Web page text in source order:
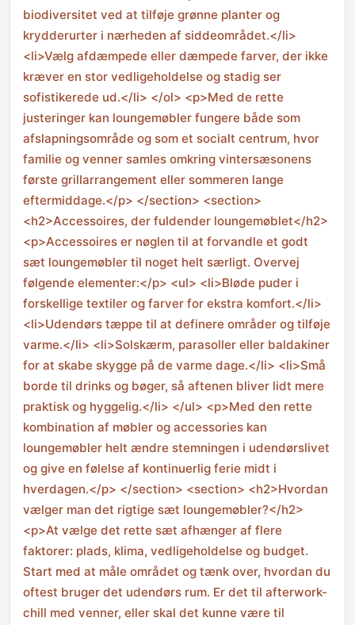
biodiversitet ved at tilføje grønne planter og
krydderurter i nærheden af siddeområdet.</li>
<li>Vælg afdæmpede eller dæmpede farver, der ikke
kræver en stor vedligeholdelse og stadig ser
sofistikerede ud.</li> </ol> <p>Med de rette
justeringer kan loungemøbler fungere både som
afslapningsområde og som et socialt centrum, hvor
familie og venner samles omkring vintersæsonens
første grillarrangement eller sommeren lange
eftermiddage.</p> </section> <section>
<h2>Accessoires, der fuldender loungemøblet</h2>
<p>Accessoires er nøglen til at forvandle et godt
sæt loungemøbler til noget helt særligt. Overvej
følgende elementer:</p> <ul> <li>Bløde puder i
forskellige textiler og farver for ekstra komfort.</li>
<li>Udendørs tæppe til at definere områder og tilføje
varme.</li> <li>Solskærm, parasoller eller baldakiner
for at skabe skygge på de varme dage.</li> <li>Små
borde til drinks og bøger, så aftenen bliver lidt mere
praktisk og hyggelig.</li> </ul> <p>Med den rette
kombination af møbler og accessories kan
loungemøbler helt ændre stemningen i udendørslivet
og give en følelse af kontinuerlig ferie midt i
hverdagen.</p> </section> <section> <h2>Hvordan
vælger man det rigtige sæt loungemøbler?</h2>
<p>At vælge det rette sæt afhænger af flere
faktorer: plads, klima, vedligeholdelse og budget.
Start med at måle området og tænk over, hvordan du
oftest bruger det udendørs rum. Er det til afterwork-
chill med venner, eller skal det kunne være til